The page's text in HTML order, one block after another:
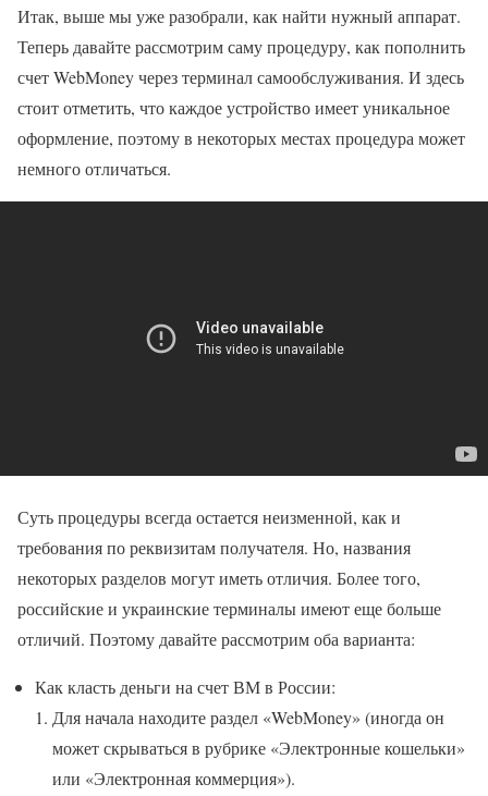
Итак, выше мы уже разобрали, как найти нужный аппарат.
Теперь давайте рассмотрим саму процедуру, как пополнить
счет WebMoney через терминал самообслуживания. И здесь
стоит отметить, что каждое устройство имеет уникальное
оформление, поэтому в некоторых местах процедура может
немного отличаться.
Суть процедуры всегда остается неизменной, как и
требования по реквизитам получателя. Но, названия
некоторых разделов могут иметь отличия. Более того,
российские и украинские терминалы имеют еще больше
отличий. Поэтому давайте рассмотрим оба варианта:
Как класть деньги на счет ВМ в России:
Для начала находите раздел «WebMoney» (иногда он
может скрываться в рубрике «Электронные кошельки»
или «Электронная коммерция»).